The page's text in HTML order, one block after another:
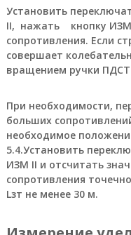
с
т
в
а
в
з
в
о
б
е
з
о
а
Установить
II, нажать кнопку ИЗМ
сопротивления. Если
совершает
вращением ручки
При необходимости,
больших
необходимое
5.4.Установить
ИЗМ II и отсчитать
сопротивления
Lзт не менее 30 м.